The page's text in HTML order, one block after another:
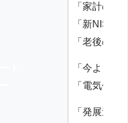
「家計の見
「新NISA
「老後の
「今より
「電気代を
「発展途